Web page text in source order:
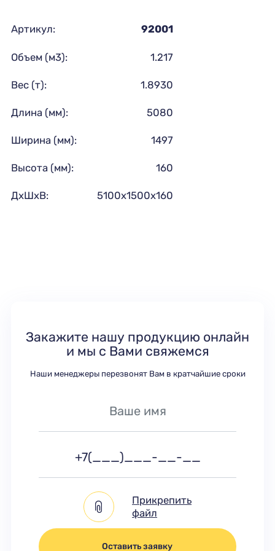
Артикул: 92001
Объем (м3): 1.217
Вес (т): 1.8930
Длина (мм): 5080
Ширина (мм): 1497
Высота (мм): 160
ДхШхВ: 5100х1500х160
Закажите нашу продукцию онлайн
и мы с Вами свяжемся
Наши менеджеры перезвонят Вам в кратчайшие сроки
Прикрепить
файл
Оставить заявку